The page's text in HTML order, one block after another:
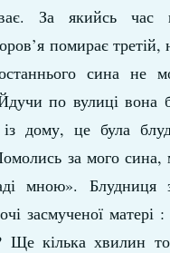
За якийсь час
помирає
сина не
по вулиці вона
із дому, це була
за мого сина,
мною». Блудниця
засмученої матері
Ще кілька хвилин